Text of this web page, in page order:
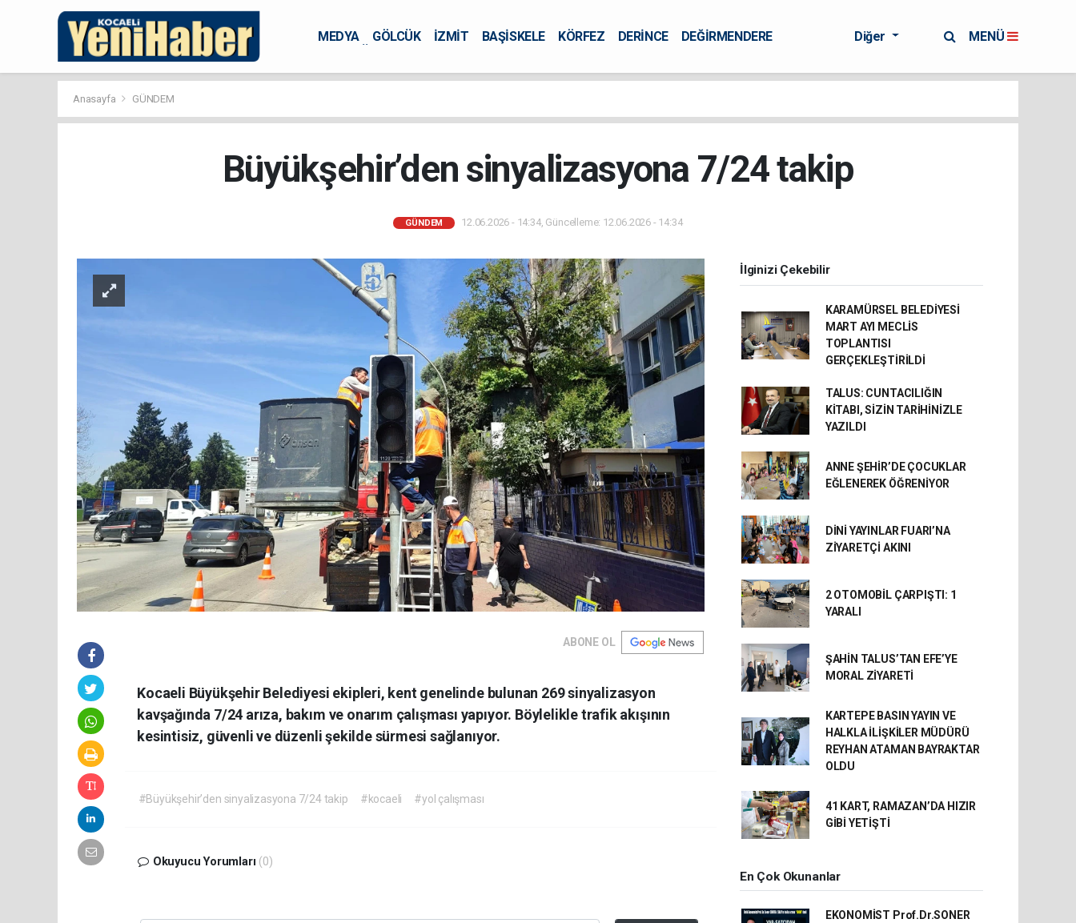
MEDYA GÖLCÜK İZMİT BAŞİSKELE KÖRFEZ DERİNCE
DEĞİRMENDERE
Diğer MENÜ
Anasayfa GÜNDEM
Büyükşehir’den sinyalizasyona 7/24 takip
GÜNDEM 12.06.2026 - 14:34, Güncelleme: 12.06.2026 - 14:34
ABONE OL
Kocaeli Büyükşehir Belediyesi ekipleri, kent genelinde bulunan 269 sinyalizasyon
kavşağında 7/24 arıza, bakım ve onarım çalışması yapıyor. Böylelikle trafik akışının
kesintisiz, güvenli ve düzenli şekilde sürmesi sağlanıyor.
#Büyükşehir’den sinyalizasyona 7/24 takip #kocaeli #yol çalışması
Okuyucu Yorumları (0)
İlginizi Çekebilir
KARAMÜRSEL BELEDİYESİ
MART AYI MECLİS
TOPLANTISI
GERÇEKLEŞTİRİLDİ
TALUS: CUNTACILIĞIN
KİTABI, SİZİN TARİHİNİZLE
YAZILDI
ANNE ŞEHİR’DE ÇOCUKLAR
EĞLENEREK ÖĞRENİYOR
DİNİ YAYINLAR FUARI’NA
ZİYARETÇİ AKINI
2 OTOMOBİL ÇARPIŞTI: 1
YARALI
ŞAHİN TALUS’TAN EFE’YE
MORAL ZİYARETİ
KARTEPE BASIN YAYIN VE
HALKLA İLİŞKİLER MÜDÜRÜ
REYHAN ATAMAN BAYRAKTAR
OLDU
41 KART, RAMAZAN’DA HIZIR
GİBİ YETİŞTİ
En Çok Okunanlar
EKONOMİST Prof.Dr.SONER